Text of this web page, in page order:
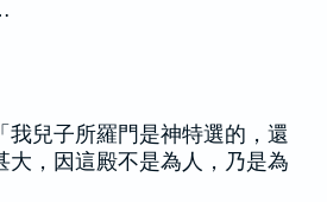
我兒子所羅門是神特選的，還
大，因這殿不是為人，乃是為